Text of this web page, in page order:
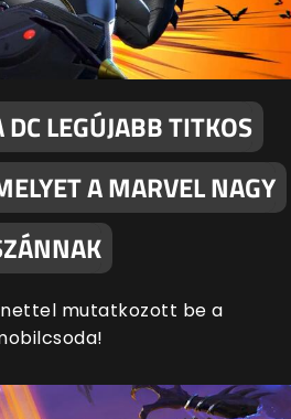
DC LEGÚJABB TITKOS
A MARVEL NAGY
mutatkozott be a